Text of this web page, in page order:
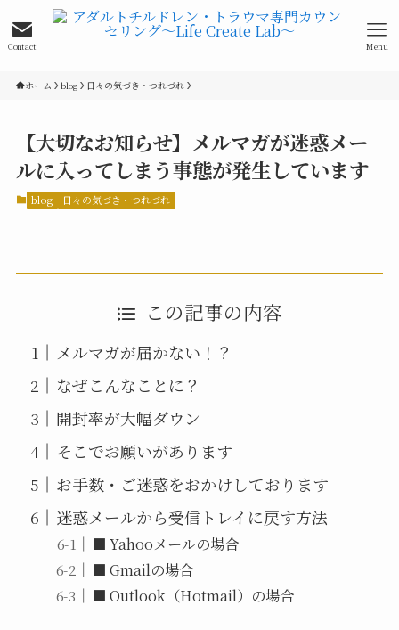
Contact Menu
ホーム blog 日々の気づき・つれづれ
【大切なお知らせ】メルマガが迷惑メー
ルに入ってしまう事態が発生しています
blog 日々の気づき・つれづれ
この記事の内容
メルマガが届かない！？
なぜこんなことに？
開封率が大幅ダウン
そこでお願いがあります
お手数・ご迷惑をおかけしております
迷惑メールから受信トレイに戻す方法
■ Yahooメールの場合
■ Gmailの場合
■ Outlook（Hotmail）の場合